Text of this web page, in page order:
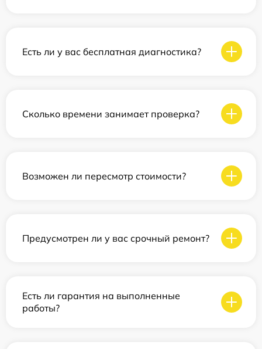
Есть ли у вас бесплатная диагностика?
Сколько времени занимает проверка?
Возможен ли пересмотр стоимости?
Предусмотрен ли у вас срочный ремонт?
Есть ли гарантия на выполненные
работы?